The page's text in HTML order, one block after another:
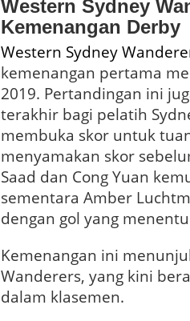
Western Sydney
Kemenangan Derby
Western Sydney
kemenangan pertama
2019. Pertandingan ini
terakhir bagi pelatih
membuka skor untuk
menyamakan skor
Saad dan Cong Yuan
sementara Amber
dengan gol yang
Kemenangan ini
Wanderers, yang kini
dalam klasemen.